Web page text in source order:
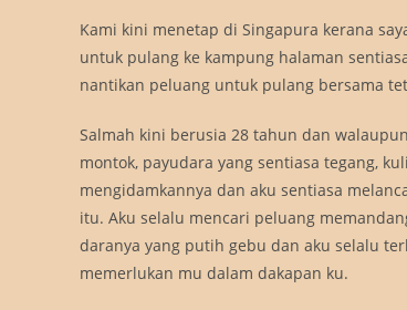
Kami kini menetap di Singapura kerana
untuk pulang ke kampung halaman
nantikan peluang untuk pulang bersama
Salmah kini berusia 28 tahun dan
montok, payudara yang sentiasa tegang,
mengidamkannya dan aku sentiasa
itu. Aku selalu mencari peluang
daranya yang putih gebu dan aku selalu
memerlukan mu dalam dakapan ku.